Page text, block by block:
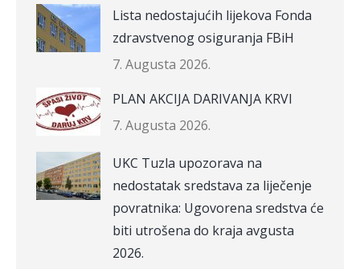
Lista nedostajućih lijekova Fonda
zdravstvenog osiguranja FBiH
7. Augusta 2026.
PLAN AKCIJA DARIVANJA KRVI
7. Augusta 2026.
UKC Tuzla upozorava na
nedostatak sredstava za liječenje
povratnika: Ugovorena sredstva će
biti utrošena do kraja avgusta
2026.